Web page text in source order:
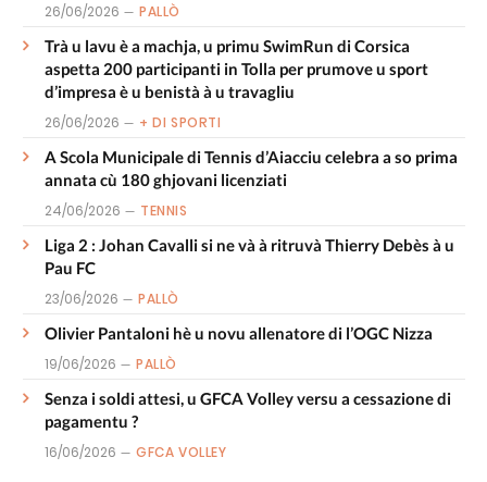
26/06/2026 PALLÒ
Trà u lavu è a machja, u primu SwimRun di Corsica
aspetta 200 participanti in Tolla per prumove u sport
d’impresa è u benistà à u travagliu
26/06/2026 + DI SPORTI
A Scola Municipale di Tennis d’Aiacciu celebra a so prima
annata cù 180 ghjovani licenziati
24/06/2026 TENNIS
Liga 2 : Johan Cavalli si ne và à ritruvà Thierry Debès à u
Pau FC
23/06/2026 PALLÒ
Olivier Pantaloni hè u novu allenatore di l’OGC Nizza
19/06/2026 PALLÒ
Senza i soldi attesi, u GFCA Volley versu a cessazione di
pagamentu ?
16/06/2026 GFCA VOLLEY